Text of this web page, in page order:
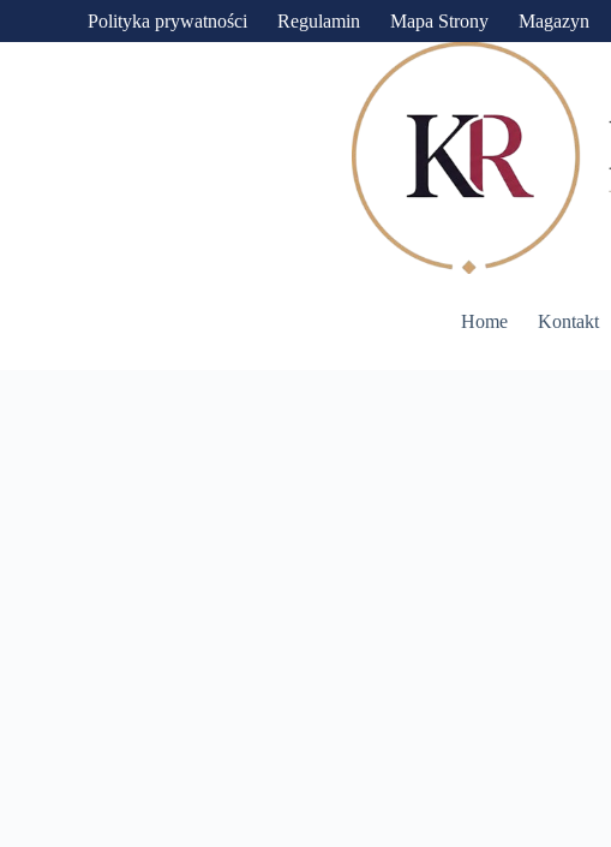
Polityka prywatności Regulamin Mapa Strony Magazyn
Home Kontakt